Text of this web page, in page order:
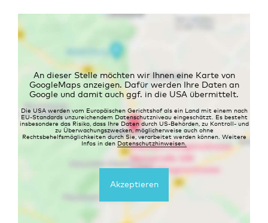
An dieser Stelle möchten wir Ihnen eine Karte von
GoogleMaps anzeigen. Dafür werden Ihre Daten an
Google und damit auch ggf. in die USA übermittelt.
Die USA werden vom Europäischen Gerichtshof als ein Land mit einem nach
EU-Standards unzureichendem Datenschutzniveau eingeschätzt. Es besteht
insbesondere das Risiko, dass Ihre Daten durch US-Behörden, zu Kontroll- und
zu Überwachungszwecken, möglicherweise auch ohne
Rechtsbehelfsmöglichkeiten durch Sie, verarbeitet werden können. Weitere
Infos in den Datenschutzhinweisen.
Akzeptieren